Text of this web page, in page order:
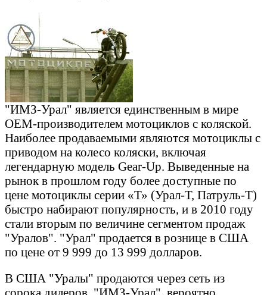
"ИМЗ-Урал" является единственным в мире
OEM-производителем мотоциклов с коляской.
Наиболее продаваемыми являются мотоциклы с
приводом на колесо коляски, включая
легендарную модель Gear-Up. Выведенные на
рынок в прошлом году более доступные по
цене мотоциклы серии «Т» (Урал-Т, Патруль-Т)
быстро набирают популярность, и в 2010 году
стали вторым по величине сегментом продаж
"Уралов". "Урал" продается в рознице в США
по цене от 9 999 до 13 999 долларов.
В США "Уралы" продаются через сеть из